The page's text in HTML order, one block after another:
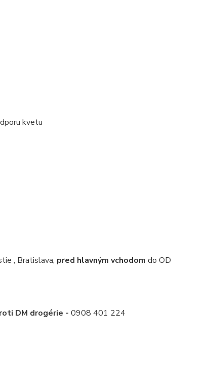
kvetu
, Bratislava, pred hlavným vchodom do OD
DM drogérie - 0908 401 224